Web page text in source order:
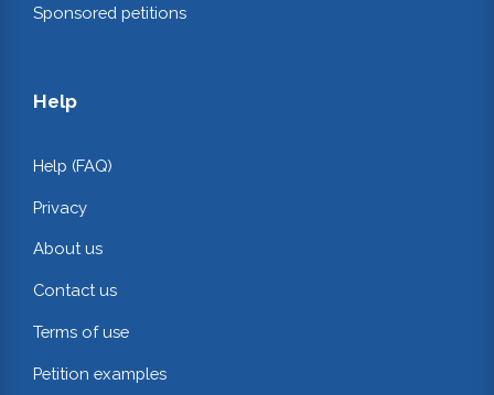
Sponsored petitions
Help
Help (FAQ)
Privacy
About us
Contact us
Terms of use
Petition examples